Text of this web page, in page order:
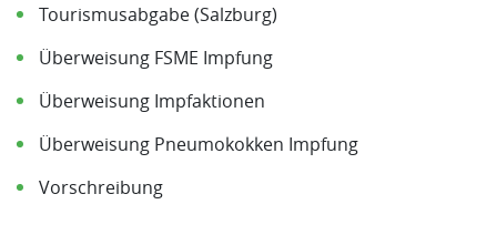
Tourismusabgabe (Salzburg)
Überweisung FSME Impfung
Überweisung Impfaktionen
Überweisung Pneumokokken Impfung
Vorschreibung